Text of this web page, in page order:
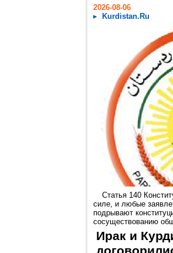
2026-08-06
Kurdistan.Ru
Статья 140
силе, и любые
подрывают
сосуществованию
Ирак и